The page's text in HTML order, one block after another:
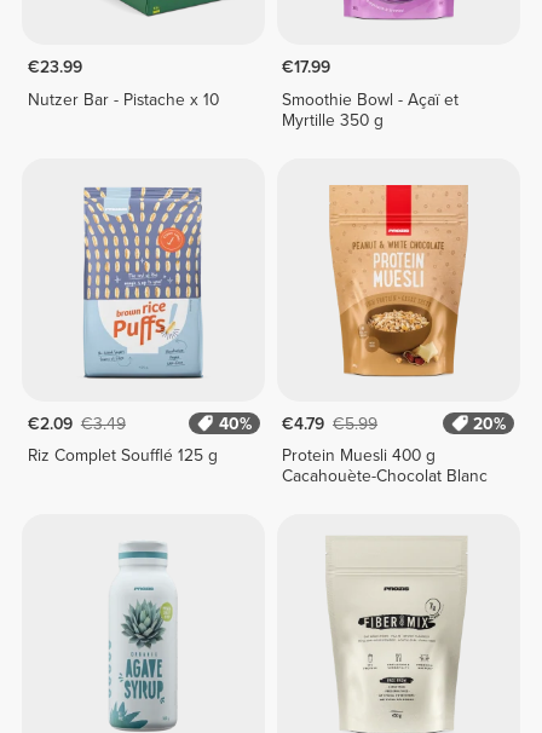
€23.99
Nutzer Bar - Pistache x 10
€17.99
Smoothie Bowl - Açaï et
Myrtille 350 g
€2.09 €3.49
40%
Riz Complet Soufflé 125 g
€4.79 €5.99
20%
Protein Muesli 400 g
Cacahouète-Chocolat Blanc